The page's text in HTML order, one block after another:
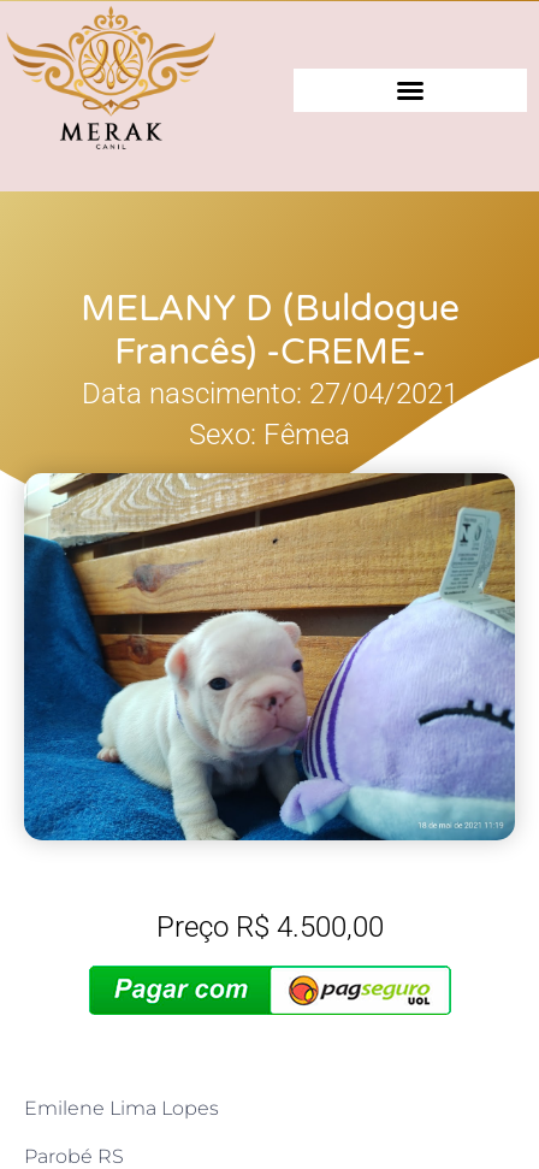
MELANY D (Buldogue
Francês) -CREME-
Data nascimento: 27/04/2021
Sexo: Fêmea
Preço R$ 4.500,00
Emilene Lima Lopes
Parobé RS